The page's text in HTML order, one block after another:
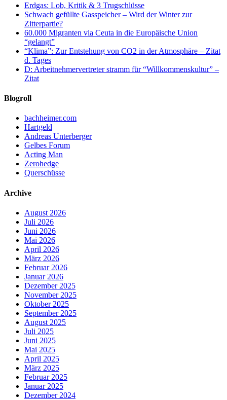
Erdgas: Lob, Kritik & 3 Trugschlüsse
Schwach gefüllte Gasspeicher – Wird der Winter zur
Zitterpartie?
60.000 Migranten via Ceuta in die Europäische Union
“gelangt”
“Klima”: Zur Entstehung von CO2 in der Atmosphäre – Zitat
d. Tages
D: Arbeitnehmervertreter stramm für “Willkommenskultur” –
Zitat
Blogroll
bachheimer.com
Hartgeld
Andreas Unterberger
Gelbes Forum
Acting Man
Zerohedge
Querschüsse
Archive
August 2026
Juli 2026
Juni 2026
Mai 2026
April 2026
März 2026
Februar 2026
Januar 2026
Dezember 2025
November 2025
Oktober 2025
September 2025
August 2025
Juli 2025
Juni 2025
Mai 2025
April 2025
März 2025
Februar 2025
Januar 2025
Dezember 2024